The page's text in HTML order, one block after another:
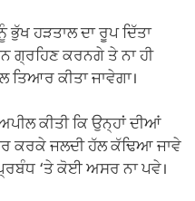
ਭੁੱਖ ਹੜਤਾਲ ਦਾ ਰੂਪ ਦਿੱਤਾ
ਗ੍ਰਹਿਣ ਕਰਨਗੇ ਤੇ ਨਾ ਹੀ
ਕੀਤਾ ਜਾਵੇਗਾ।
ਕੀਤੀ ਕਿ ਉਨ੍ਹਾਂ ਦੀਆਂ
ਕਰਕੇ ਜਲਦੀ ਹੱਲ ਕੱਢਿਆ ਜਾਵੇ
‘ਤੇ ਕੋਈ ਅਸਰ ਨਾ ਪਵੇ।